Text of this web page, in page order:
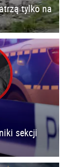
tylko na
sekcji